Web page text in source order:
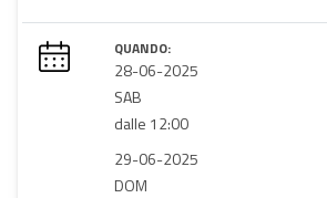
QUANDO:
28-06-2025
SAB
dalle 12:00
29-06-2025
DOM